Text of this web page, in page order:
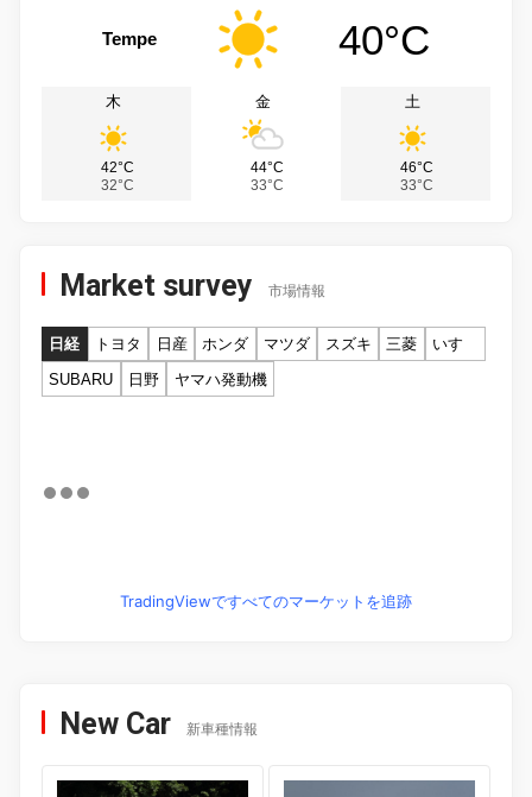
Tempe 40°C
木
42°C
32°C
金
44°C
33°C
土
46°C
33°C
Market survey 市場情報
日経 トヨタ 日産 ホンダ マツダ スズキ 三菱
いすゞ
SUBARU
日野 ヤマハ発動機
TradingViewですべてのマーケットを追跡
New Car 新車種情報